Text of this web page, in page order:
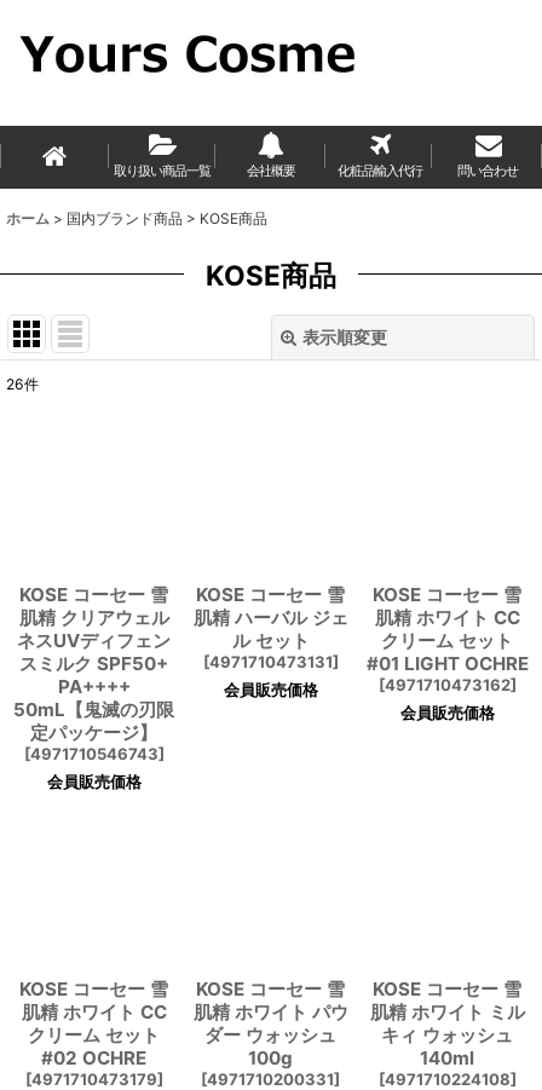
取り扱い商品一覧 会社概要 化粧品輸入代行 問い合わせ
ホーム > 国内ブランド商品 > KOSE商品
KOSE商品
表示順変更
26件
KOSE コーセー 雪
肌精 クリアウェル
ネスUVディフェン
スミルク SPF50+
PA++++
50mL【鬼滅の刃限
定パッケージ】
[4971710546743]
会員販売価格
KOSE コーセー 雪
肌精 ハーバル ジェ
ル セット
[4971710473131]
会員販売価格
KOSE コーセー 雪
肌精 ホワイト CC
クリーム セット
#01 LIGHT OCHRE
[4971710473162]
会員販売価格
KOSE コーセー 雪
肌精 ホワイト CC
クリーム セット
#02 OCHRE
[4971710473179]
KOSE コーセー 雪
肌精 ホワイト パウ
ダー ウォッシュ
100g
[4971710200331]
KOSE コーセー 雪
肌精 ホワイト ミル
キィ ウォッシュ
140ml
[4971710224108]